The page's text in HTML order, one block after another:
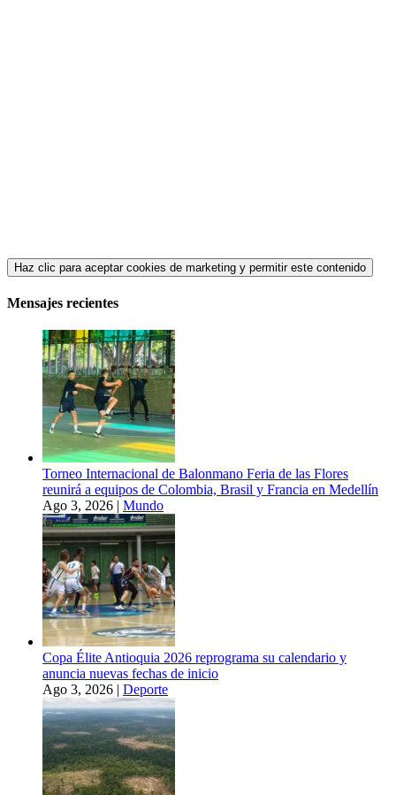
Haz clic para aceptar cookies de marketing y permitir este contenido
Mensajes recientes
Torneo Internacional de Balonmano Feria de las Flores
reunirá a equipos de Colombia, Brasil y Francia en Medellín
Ago 3, 2026 | Mundo
Copa Élite Antioquia 2026 reprograma su calendario y
anuncia nuevas fechas de inicio
Ago 3, 2026 | Deporte